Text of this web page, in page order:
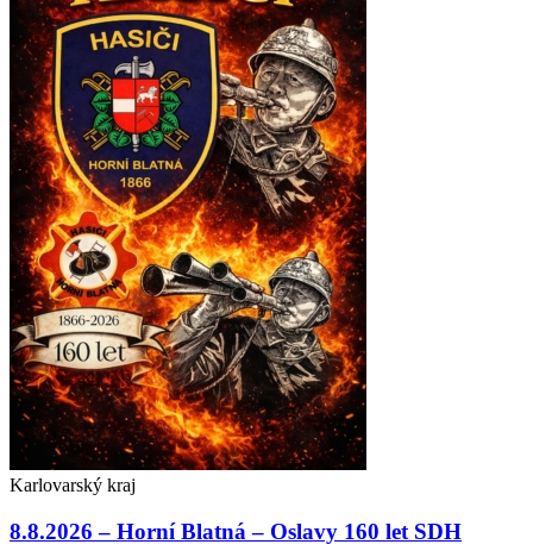
Karlovarský kraj
8.8.2026 – Horní Blatná – Oslavy 160 let SDH